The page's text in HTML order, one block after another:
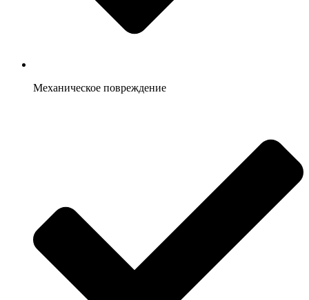
Механическое повреждение